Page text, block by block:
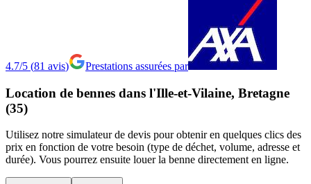
4.7/5 (81 avis) Prestations assurées par
Location de bennes dans l'Ille-et-Vilaine, Bretagne
(35)
Utilisez notre simulateur de devis pour obtenir en quelques clics des
prix en fonction de votre besoin (type de déchet, volume, adresse et
durée). Vous pourrez ensuite louer la benne directement en ligne.